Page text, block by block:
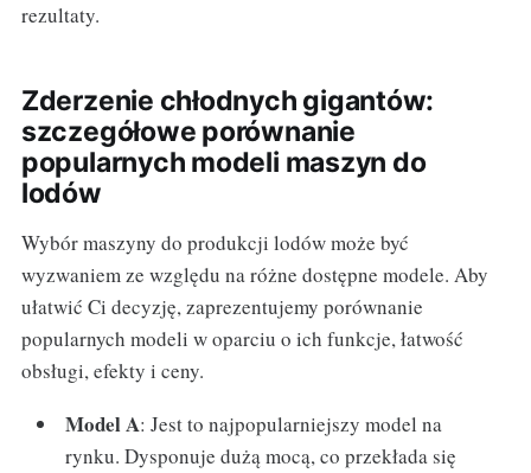
rezultaty.
Zderzenie chłodnych gigantów:
szczegółowe porównanie
popularnych modeli maszyn do
lodów
Wybór maszyny do produkcji lodów może być
wyzwaniem ze względu na różne dostępne modele. Aby
ułatwić Ci decyzję, zaprezentujemy porównanie
popularnych modeli w oparciu o ich funkcje, łatwość
obsługi, efekty i ceny.
Model A: Jest to najpopularniejszy model na
rynku. Dysponuje dużą mocą, co przekłada się